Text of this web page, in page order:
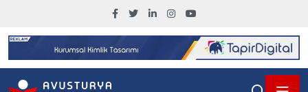
2030’da GSYİH’nın
%4’ünü Aşacak